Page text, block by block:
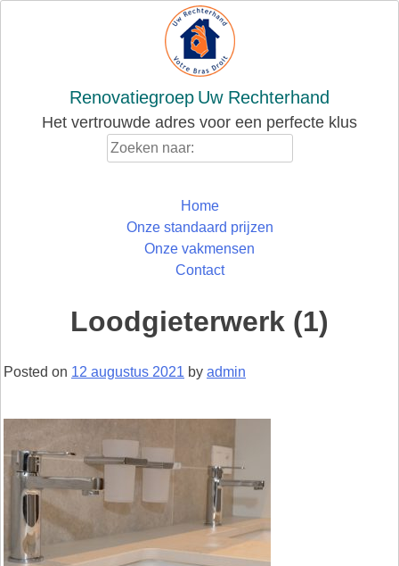
Renovatiegroep Uw Rechterhand
Het vertrouwde adres voor een perfecte klus
Home
Onze standaard prijzen
Onze vakmensen
Contact
Loodgieterwerk (1)
Posted on 12 augustus 2021 by admin